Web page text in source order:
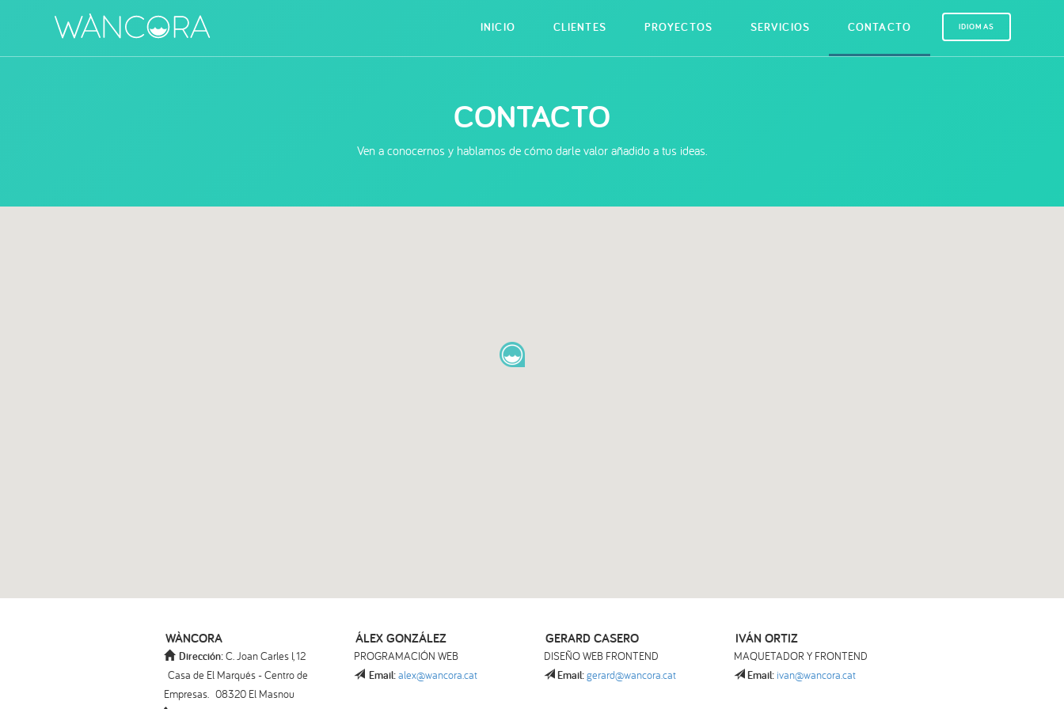
INICIO CLIENTES PROYECTOS SERVICIOS CONTACTO IDIOMAS
CONTACTO
Ven a conocernos y hablamos de cómo darle valor añadido a tus ideas.
WÀNCORA
Dirección:C. Joan Carles I, 12
Casa de El Marqués - Centro de
Empresas. 08320 El Masnou
ÁLEX GONZÁLEZ
PROGRAMACIÓN WEB
Email:alex@wancora.cat
GERARD CASERO
DISEÑO WEB FRONTEND
Email:gerard@wancora.cat
IVÁN ORTIZ
MAQUETADOR Y FRONTEND
Email: ivan@wancora.cat